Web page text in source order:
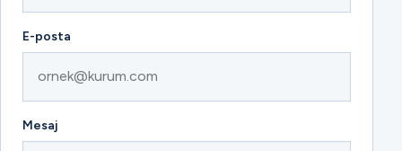
E-posta
Mesaj